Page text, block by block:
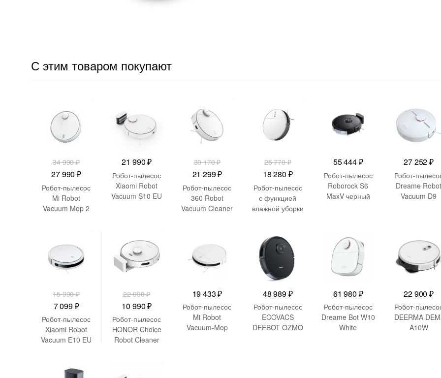
С этим товаром покупают
34 990₽
Первоначальная
цена
составляла
34
27 990₽Текущая
цена:
990 ₽.
Робот-пылесос
Mi Robot
Vacuum Mop 2
21 990₽
Робот-пылесос
Xiaomi Robot
Vacuum S10 EU
30 170₽
Первоначальная
цена
составляла
30
21 299₽Текущая
цена:
21
299 ₽.
Робот-пылесос
360 Robot
Vacuum Cleaner
25 770₽
Первоначальная
цена
составляла
25
18 280 ₽Текущая
цена:
18
280 ₽.
Робот-пылесос
с функцией
влажной уборки
(RVS5-WH0)
55 444₽
Робот-пылесос
Roborock S6
MaxV черный
27 252₽
Робот-
Dreame Robot
Vacuum D9
15 990₽
Первоначальная
цена
составляла
15
7 099₽Текущая
цена:
7
099 ₽.
Робот-пылесос
Xiaomi Robot
Vacuum E10 EU
22 990₽
Первоначальная
цена
составляла
22
10 990₽Текущая
цена:
10
990 ₽.
Робот-пылесос
HONOR Choice
Robot Cleaner
19 433₽
Робот-пылесос
Mi Robot
Vacuum-Mop
48 989₽
Робот-пылесос
ECOVACS
DEEBOT OZMO
61 980 ₽
Робот-пылесос
Dreame Bot W10
White
22 900₽
Робот-
DEERMA
A10W